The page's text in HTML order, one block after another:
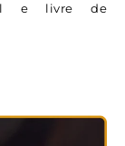
e livre de